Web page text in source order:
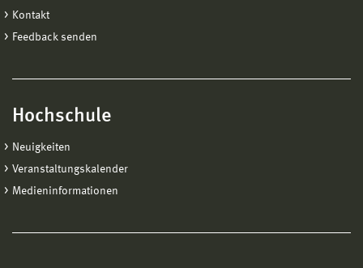
Kontakt
Feedback senden
Hochschule
Neuigkeiten
Veranstaltungskalender
Medieninformationen